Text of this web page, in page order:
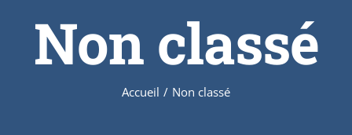
Non classé
Accueil / Non classé